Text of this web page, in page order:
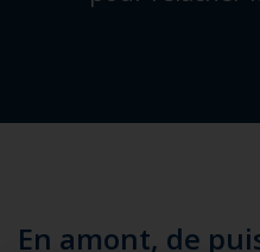
En amont, de